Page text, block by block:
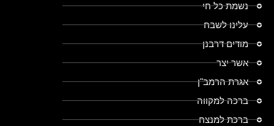
נשמת כל חי
עלינו לשבח
מודים דרבנן
אשר יצר
אגרת הרמב"ן
ברכה למקווה
ברכת למנצח